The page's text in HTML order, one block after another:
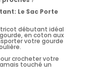
Le Sac Porte
tricot débutant idéal
en coton aux
votre gourde
crocheter votre
touché un